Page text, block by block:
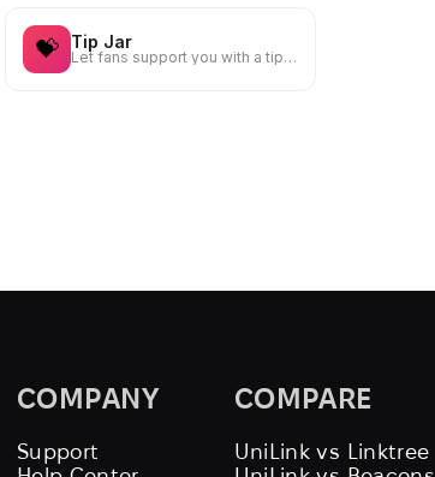
💝 Tip Jar
Let fans support you with a tip — quick and easy payments
COMPANY
Support
COMPARE
UniLink vs Linktree